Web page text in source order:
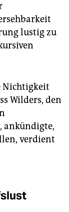
lustig zu
Nichtigkeit
Wilders, den
ankündigte,
verdient